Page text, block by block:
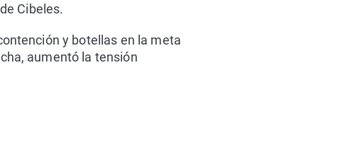
Cibeles.
y botellas en la meta
aumentó la tensión